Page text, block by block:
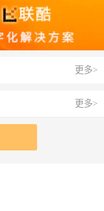
更多>
更多>